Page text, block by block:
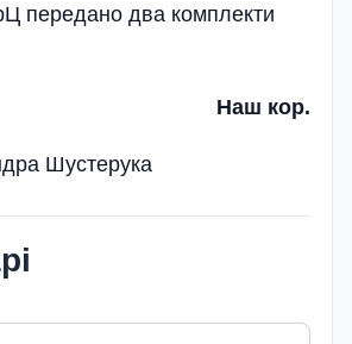
передано два ком­плекти
Наш кор.
Шустерука